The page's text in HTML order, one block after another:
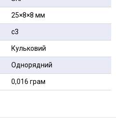
25×8×8 мм
c3
Кульковий
Однорядний
0,016 грам